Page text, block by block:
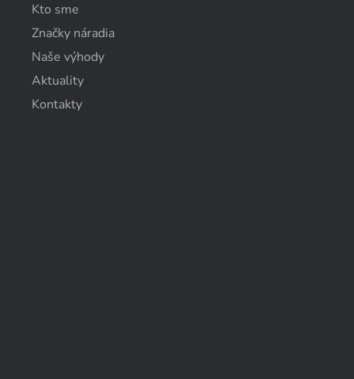
Kto sme
Značky náradia
Naše výhody
Aktuality
Kontakty